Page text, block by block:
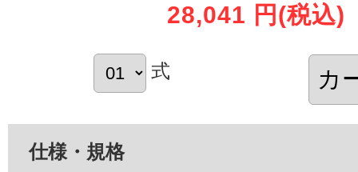
28,041 円 (税込)
式
仕様・規格